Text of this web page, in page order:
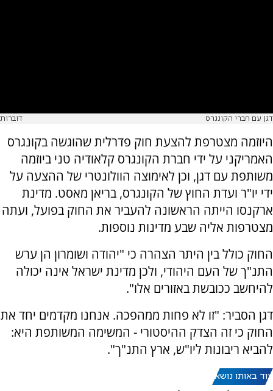
דגן עם חברי הקונגרס דוברות
היוזמה מצטרפת להצעת חוק פדרלית שהוגשה בקונגרס
האמריקני על ידי חברת הקונגרס קלאודיה טני ביוזמה
משותפת עם דגן, וכן לאימוצה הוולונטרי של ההצעה על
ידי יו"ר ועדת החוץ של הקונגרס, בריאן מאסט. מדינת
ארקנסו הייתה הראשונה להעביר את החוק בפועל, ועתה
מצטרפות אליה שבע מדינות נוספות.
החוק כולל בין היתר הצהרה כי "יהודה ושומרון הן ערש
התנ"ך של העם היהודי, ולכן מדינת ישראל אינה יכולה
להיחשב ככובשת באזורים אלו".
דגן הסביר: "זו לא פחות ממהפכה. אנחנו מקדמים יחד את
החוק כי זה הצדק ההיסטורי - המשימה המשותפת היא:
להביא ריבונות ליו"ש, ארץ התנ"ך".
עוד באותו נושא: